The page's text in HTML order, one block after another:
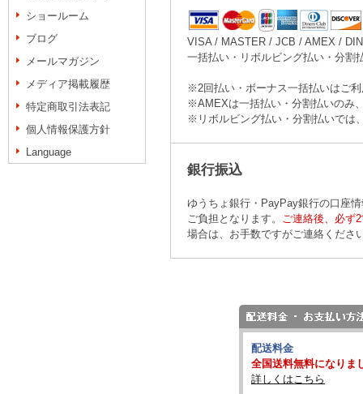
ショールーム
ブログ
メールマガジン
メディア掲載履歴
特定商取引法表記
個人情報保護方針
Language
VISA / MASTER / JCB / AMEX /
一括払い・リボルビング払い・分割
※2回払い・ボーナス一括払いはご
※AMEXは一括払い・分割払いのみ
※リボルビング払い・分割払いでは
銀行振込
ゆうちょ銀行・PayPay銀行の口座
ご負担となります。 ご連絡後、必ず
場合は、お手数ですがご連絡くださ
配送料金
全国送料無料になりま
詳しくはこちら